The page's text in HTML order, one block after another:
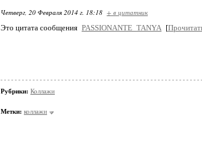
Четверг, 20 Февраля 2014 г. 18:18 + в цитатник
Это цитата сообщения PASSIONANTE_TANYA [
Рубрики: Коллажи
Метки: коллажи